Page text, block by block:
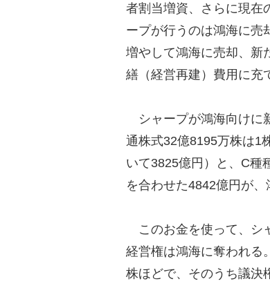
者割当増資、さらに現在
ープが行うのは鴻海に売
増やして鴻海に売却、新
繕（経営再建）費用に充
シャープが鴻海向けに
通株式32億8195万株は1
いて3825億円）と、C種
を合わせた4842億円が、
このお金を使って、シ
経営権は鴻海に奪われる
株ほどで、そのうち議決